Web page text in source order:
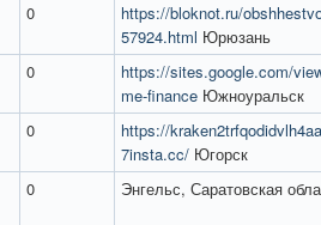
0
https://bloknot.ru/
57924.html Юрюзань
0
https://sites.google.com/
me-finance Южноуральск
0
https://
7insta.cc/ Югорск
0 Энгельс, Саратовская